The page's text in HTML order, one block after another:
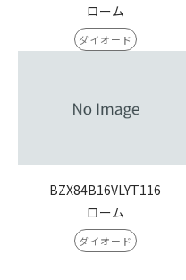
ローム
ダイオード
BZX84B16VLYT116
ローム
ダイオード